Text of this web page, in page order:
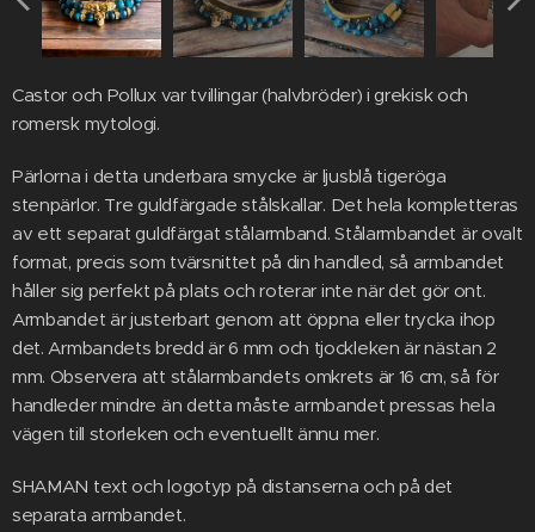
Castor och Pollux var tvillingar (halvbröder) i grekisk och
romersk mytologi.
Pärlorna i detta underbara smycke är ljusblå tigeröga
stenpärlor. Tre guldfärgade stålskallar. Det hela kompletteras
av ett separat guldfärgat stålarmband. Stålarmbandet är ovalt
format, precis som tvärsnittet på din handled, så armbandet
håller sig perfekt på plats och roterar inte när det gör ont.
Armbandet är justerbart genom att öppna eller trycka ihop
det. Armbandets bredd är 6 mm och tjockleken är nästan 2
mm. Observera att stålarmbandets omkrets är 16 cm, så för
handleder mindre än detta måste armbandet pressas hela
vägen till storleken och eventuellt ännu mer.
SHAMAN text och logotyp på distanserna och på det
separata armbandet.